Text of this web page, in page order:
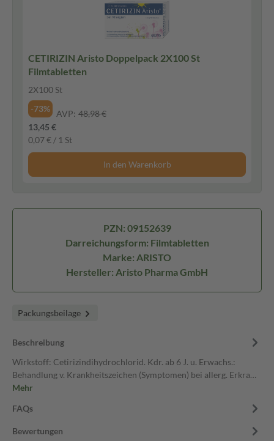
CETIRIZIN Aristo Doppelpack 2X100 St
Filmtabletten
2X100 St
-73%
AVP: 48,98 €
13,45 €
0,07 € / 1 St
In den Warenkorb
PZN: 09152639
Darreichungsform: Filmtabletten
Marke: ARISTO
Hersteller: Aristo Pharma GmbH
Packungsbeilage
Beschreibung
Wirkstoff: Cetirizindihydrochlorid. Kdr. ab 6 J. u. Erwachs.:
Behandlung v. Krankheitszeichen (Symptomen) bei allerg. Erkra…
Mehr
FAQs
Bewertungen